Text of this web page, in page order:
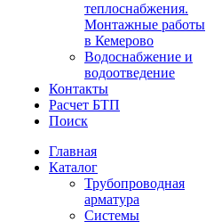
теплоснабжения.
Монтажные работы
в Кемерово
Водоснабжение и
водоотведение
Контакты
Расчет БТП
Поиск
Главная
Каталог
Трубопроводная
арматура
Системы